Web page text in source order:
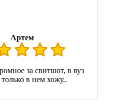
Артем
за свитшот, в вуз
только в нем хожу..